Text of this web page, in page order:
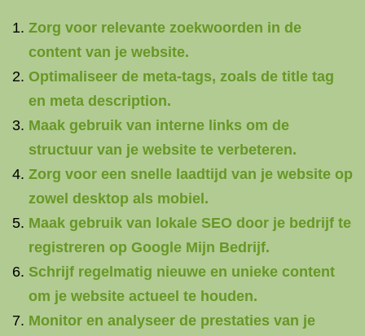
Zorg voor relevante zoekwoorden in de
content van je website.
Optimaliseer de meta-tags, zoals de title tag
en meta description.
Maak gebruik van interne links om de
structuur van je website te verbeteren.
Zorg voor een snelle laadtijd van je website op
zowel desktop als mobiel.
Maak gebruik van lokale SEO door je bedrijf te
registreren op Google Mijn Bedrijf.
Schrijf regelmatig nieuwe en unieke content
om je website actueel te houden.
Monitor en analyseer de prestaties van je